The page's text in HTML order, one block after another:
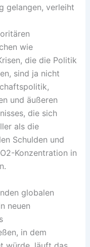
gelangen, verleiht
wie
die die Politik
sind ja nicht
und äußeren
die sich
als die
Schulden und
Konzentration in
globalen
neuen
in dem